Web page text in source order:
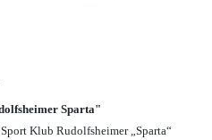
Sparta"
Klub Rudolfsheimer „Sparta“